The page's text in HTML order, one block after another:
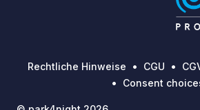
Rechtliche Hinweise CGU
Consent